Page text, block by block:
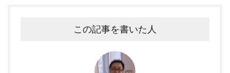
この記事を書いた人